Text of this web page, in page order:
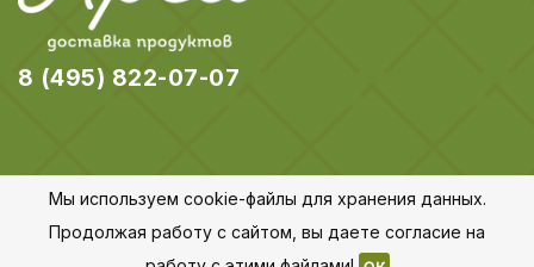
8 (495) 822-07-07
© 2018-2026 Apeti.ru,Карта сайта
Мы используем cookie-файлы для хранения данных.
Продолжая работу с сайтом, вы даете согласие на